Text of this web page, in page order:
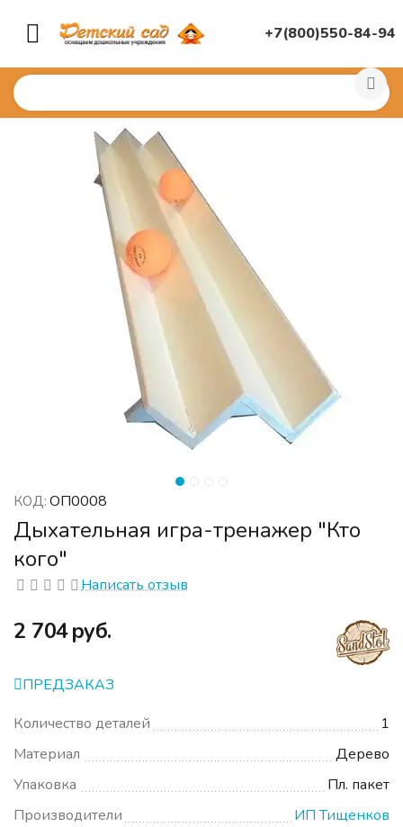
+7(800)550-84-94
Главная Развивающие
КОД: ОП0008
Дыхательная игра-тренажер "Кто
кого"
Написать отзыв
‍2 704‍руб.
ПРЕДЗАКАЗ
Количество деталей
1
Материал
Дерево
Упаковка
Пл. пакет
Производители
ИП Тищенков